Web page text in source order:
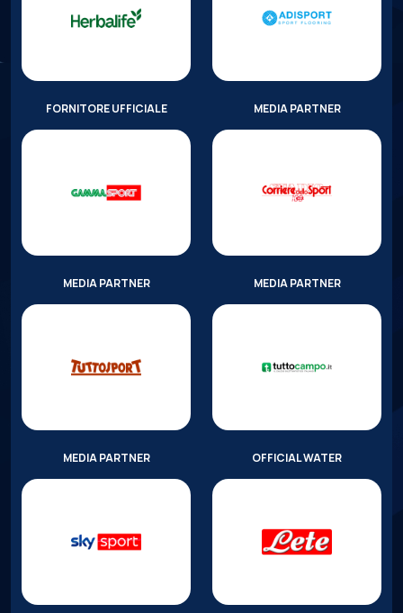
FORNITORE UFFICIALE MEDIA PARTNER
MEDIA PARTNER MEDIA PARTNER
MEDIA PARTNER OFFICIAL WATER